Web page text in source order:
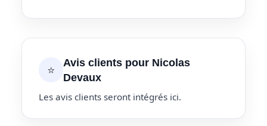
⭐
Avis clients pour Nicolas
Devaux
Les avis clients seront intégrés ici.